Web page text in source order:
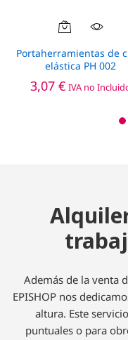
elástica PH 002
3,07€ IVA no Incluido